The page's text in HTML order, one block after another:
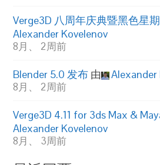
Verge3D 八周年庆典暨黑色星
Alexander Kovelenov
8月、 2周前
Blender 5.0 发布 由 Alexander
8月、 2周前
Verge3D 4.11 for 3ds Max &
Alexander Kovelenov
8月、 3周前